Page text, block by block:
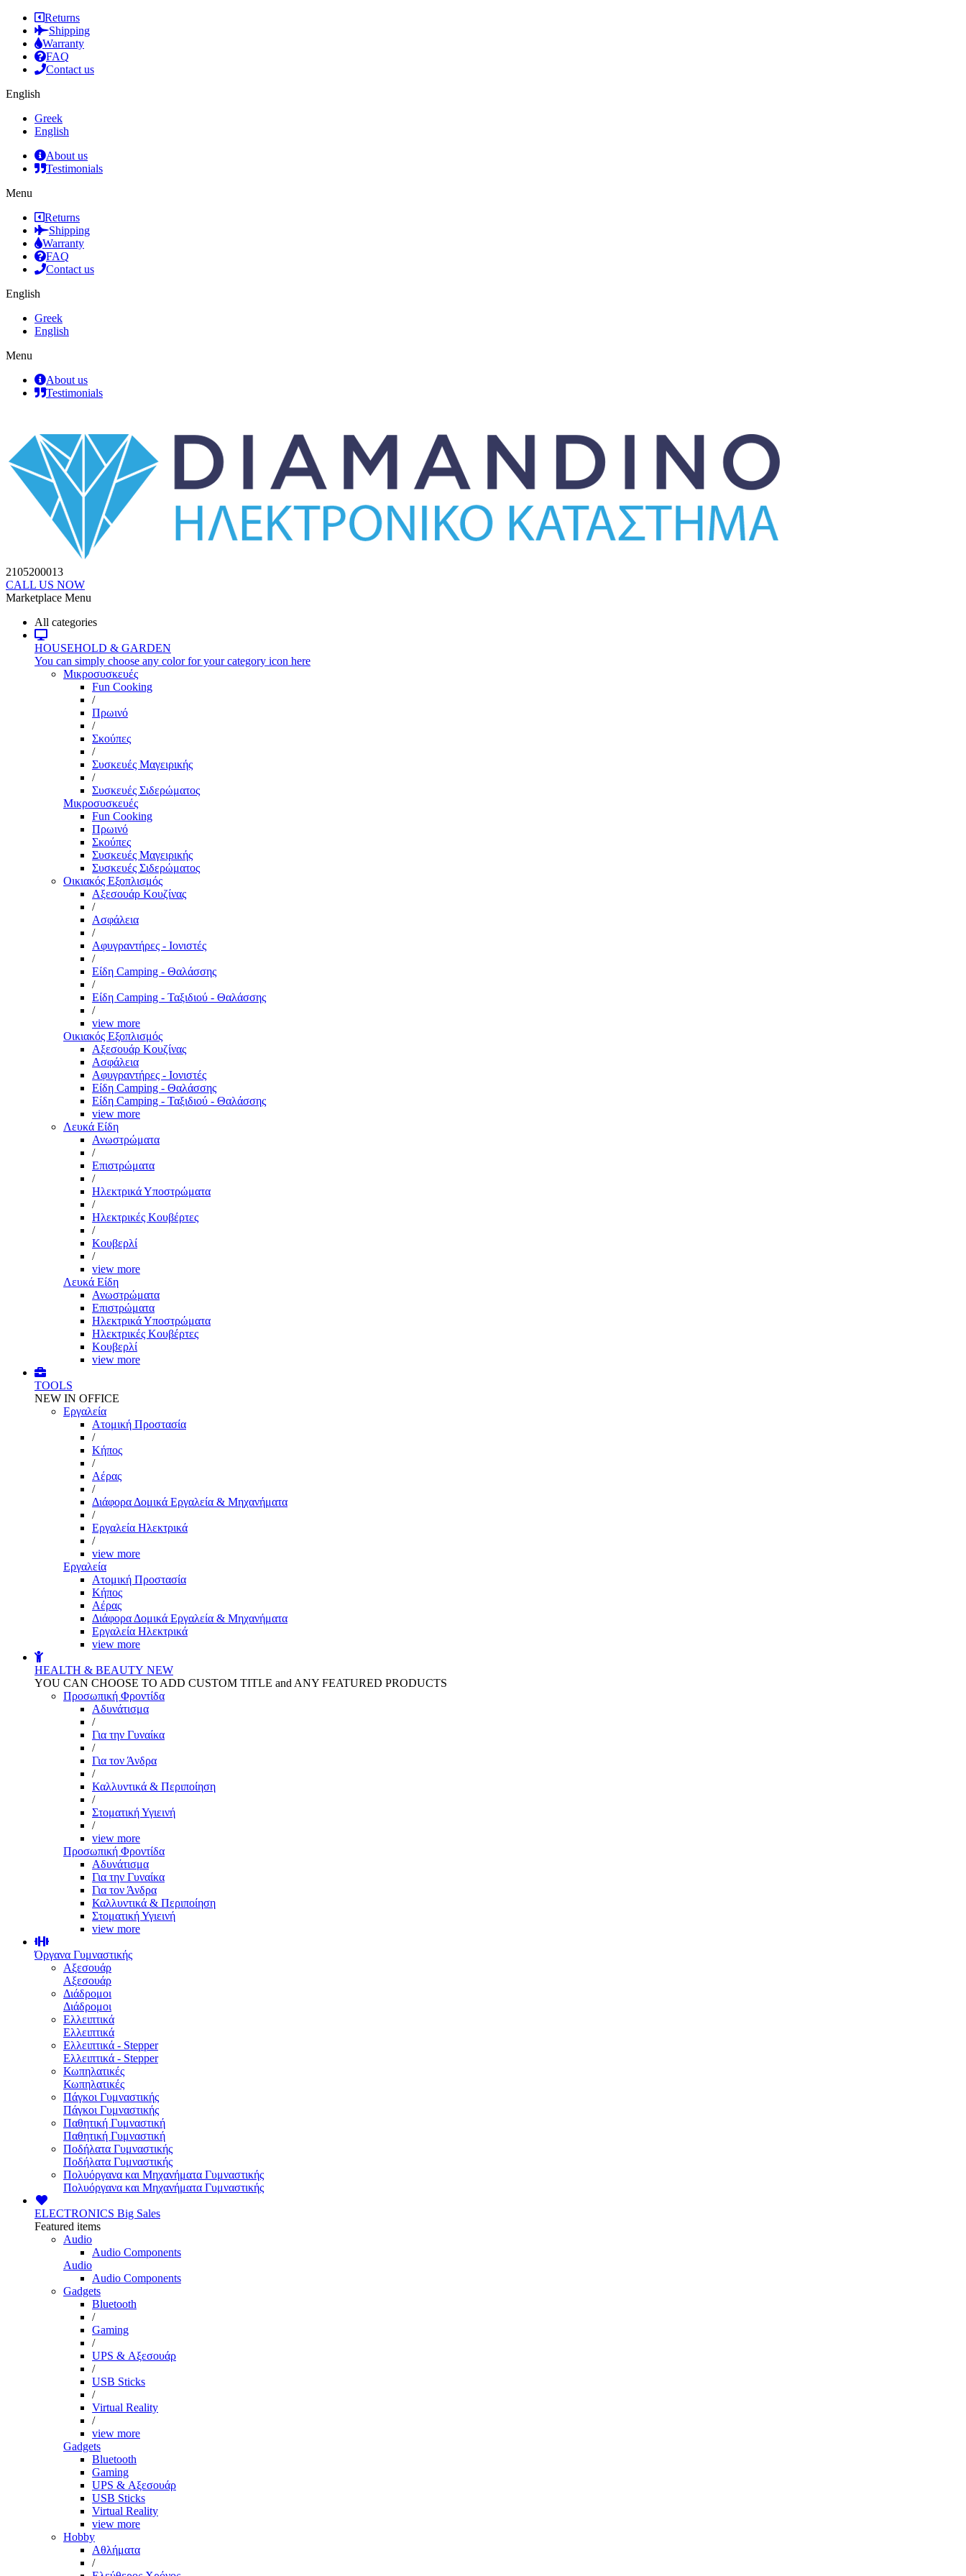
Returns
Shipping
Warranty
FAQ
Contact us
English
Greek
English
About us
Testimonials
Menu
Returns
Shipping
Warranty
FAQ
Contact us
English
Greek
English
Menu
About us
Testimonials
2105200013
CALL US NOW
Marketplace Menu
All categories
HOUSEHOLD & GARDEN
You can simply choose any color for your category icon here
Μικροσυσκευές
Fun Cooking
/
Πρωινό
/
Σκούπες
/
Συσκευές Μαγειρικής
/
Συσκευές Σιδερώματος
Μικροσυσκευές
Fun Cooking
Πρωινό
Σκούπες
Συσκευές Μαγειρικής
Συσκευές Σιδερώματος
Οικιακός Εξοπλισμός
Αξεσουάρ Κουζίνας
/
Ασφάλεια
/
Αφυγραντήρες - Ιονιστές
/
Είδη Camping - Θαλάσσης
/
Είδη Camping - Ταξιδιού - Θαλάσσης
/
view more
Οικιακός Εξοπλισμός
Αξεσουάρ Κουζίνας
Ασφάλεια
Αφυγραντήρες - Ιονιστές
Είδη Camping - Θαλάσσης
Είδη Camping - Ταξιδιού - Θαλάσσης
view more
Λευκά Είδη
Ανωστρώματα
/
Επιστρώματα
/
Ηλεκτρικά Υποστρώματα
/
Ηλεκτρικές Κουβέρτες
/
Κουβερλί
/
view more
Λευκά Είδη
Ανωστρώματα
Επιστρώματα
Ηλεκτρικά Υποστρώματα
Ηλεκτρικές Κουβέρτες
Κουβερλί
view more
TOOLS
NEW IN OFFICE
Εργαλεία
Aτομική Προστασία
/
Kήπος
/
Αέρας
/
Διάφορα Δομικά Εργαλεία & Μηχανήματα
/
Εργαλεία Ηλεκτρικά
/
view more
Εργαλεία
Aτομική Προστασία
Kήπος
Αέρας
Διάφορα Δομικά Εργαλεία & Μηχανήματα
Εργαλεία Ηλεκτρικά
view more
HEALTH & BEAUTY NEW
YOU CAN CHOOSE TO ADD CUSTOM TITLE and ANY FEATURED PRODUCTS
Προσωπική Φροντίδα
Αδυνάτισμα
/
Για την Γυναίκα
/
Για τον Άνδρα
/
Καλλυντικά & Περιποίηση
/
Στοματική Υγιεινή
/
view more
Προσωπική Φροντίδα
Αδυνάτισμα
Για την Γυναίκα
Για τον Άνδρα
Καλλυντικά & Περιποίηση
Στοματική Υγιεινή
view more
Όργανα Γυμναστικής
Αξεσουάρ
Αξεσουάρ
Διάδρομοι
Διάδρομοι
Ελλειπτικά
Ελλειπτικά
Ελλειπτικά - Stepper
Ελλειπτικά - Stepper
Κωπηλατικές
Κωπηλατικές
Πάγκοι Γυμναστικής
Πάγκοι Γυμναστικής
Παθητική Γυμναστική
Παθητική Γυμναστική
Ποδήλατα Γυμναστικής
Ποδήλατα Γυμναστικής
Πολυόργανα και Μηχανήματα Γυμναστικής
Πολυόργανα και Μηχανήματα Γυμναστικής
ELECTRONICS Big Sales
Featured items
Audio
Audio Components
Audio
Audio Components
Gadgets
Bluetooth
/
Gaming
/
UPS & Αξεσουάρ
/
USB Sticks
/
Virtual Reality
/
view more
Gadgets
Bluetooth
Gaming
UPS & Αξεσουάρ
USB Sticks
Virtual Reality
view more
Hobby
Αθλήματα
/